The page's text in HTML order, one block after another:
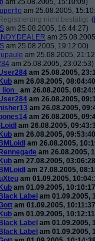
am 25.08.2005, 15:10:09)
am 25.08.2005,
nicht bestätigt (
am 25.08.2005, 16:44:27)
am
am 25.08.2005, 19:12:00)
am 25.08.2005,
am 25.08.2005, 23:02:53)
am 25.08.2005,
Kub am 26.08.2005,
_lion_
am 26.08.2005,
am 26.08.2005,
am 26.08.2005,
bones14 am 26.08.2005,
am 26.08.2005,
Kub am 26.08.2005,
BMLoidl am 26.08.2005,
Rennegade am 26.08.2005,
Kub am 27.08.2005,
BMLoidl am 27.08.2005,
am 01.09.2005,
Kub am 01.09.2005,
Black Label am 01.09.2005,
am 01.09.2005,
Kub am 01.09.2005,
Black Label am 01.09.2005,
Black Label am 01.09.2005,